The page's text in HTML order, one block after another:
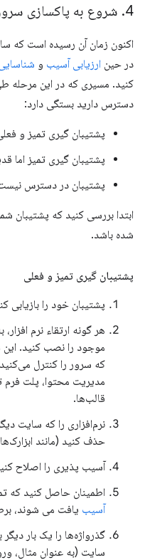
4
. شروع به پاکسازی
اکنون زمان آن رسیده است که
در حین ارزیابی آسیب و
کنید. مسیری که در این مرحله
دسترس دارید بستگی دارد:
پشتیبان گیری تمیز و
پشتیبان گیری تمیز اما
پشتیبان در دسترس
ابتدا بررسی کنید که پشتیبان
شده باشد.
پشتیبان گیری تمیز و فعلی
پشتیبان خود را بازیابی
هر گونه ارتقاء نرم
موجود را نصب کنید. این
که سرور را کنترل
مدیریت محتوا، پلت فرم
قالب‌ها.
نرم‌افزاری را که سایت
حذف کنید (مانند
آسیب پذیری را اصلاح
اطمینان حاصل کنید که
آسیب یافت می شوند،
گذرواژه‌ها را یک بار
سایت (به عنوان مثال،